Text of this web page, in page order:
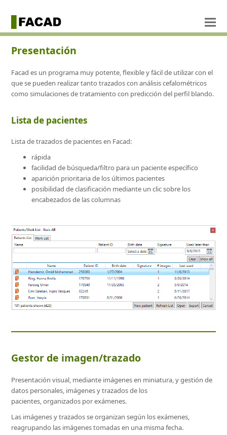
Presentación
Facad es un programa muy potente, flexible y fácil de utilizar con el
que se pueden realizar tanto trazados con análisis cefalométricos
como simulaciones de tratamiento con predicción del perfil blando.
Lista de pacientes
Lista de trazados de pacientes en Facad:
rápida
facilidad de búsqueda/filtro para un paciente específico
aparición prioritaria de los últimos pacientes
posibilidad de clasificación mediante un clic sobre los
encabezados de las columnas
Gestor de imagen/trazado
Presentación visual, mediante imágenes en miniatura, y gestión de
datos personales, imágenes y trazados de los
pacientes, organizados por exámenes.
Las imágenes y trazados se organizan según los exámenes,
reagrupando las imágenes tomadas en una misma fecha.